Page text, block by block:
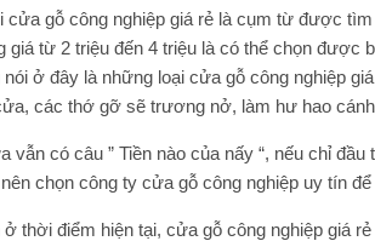
cửa gỗ công nghiệp giá rẻ là cụm từ được
giá từ 2 triệu đến 4 triệu là có thể chọn
nói ở đây là những loại cửa gỗ công nghiệp
các thớ gỡ sẽ trương nở, làm hư hao
vẫn có câu ” Tiền nào của nấy “, nếu chỉ
chọn công ty cửa gỗ công nghiệp uy tín để
ở thời điểm hiện tại, cửa gỗ công nghiệp giá